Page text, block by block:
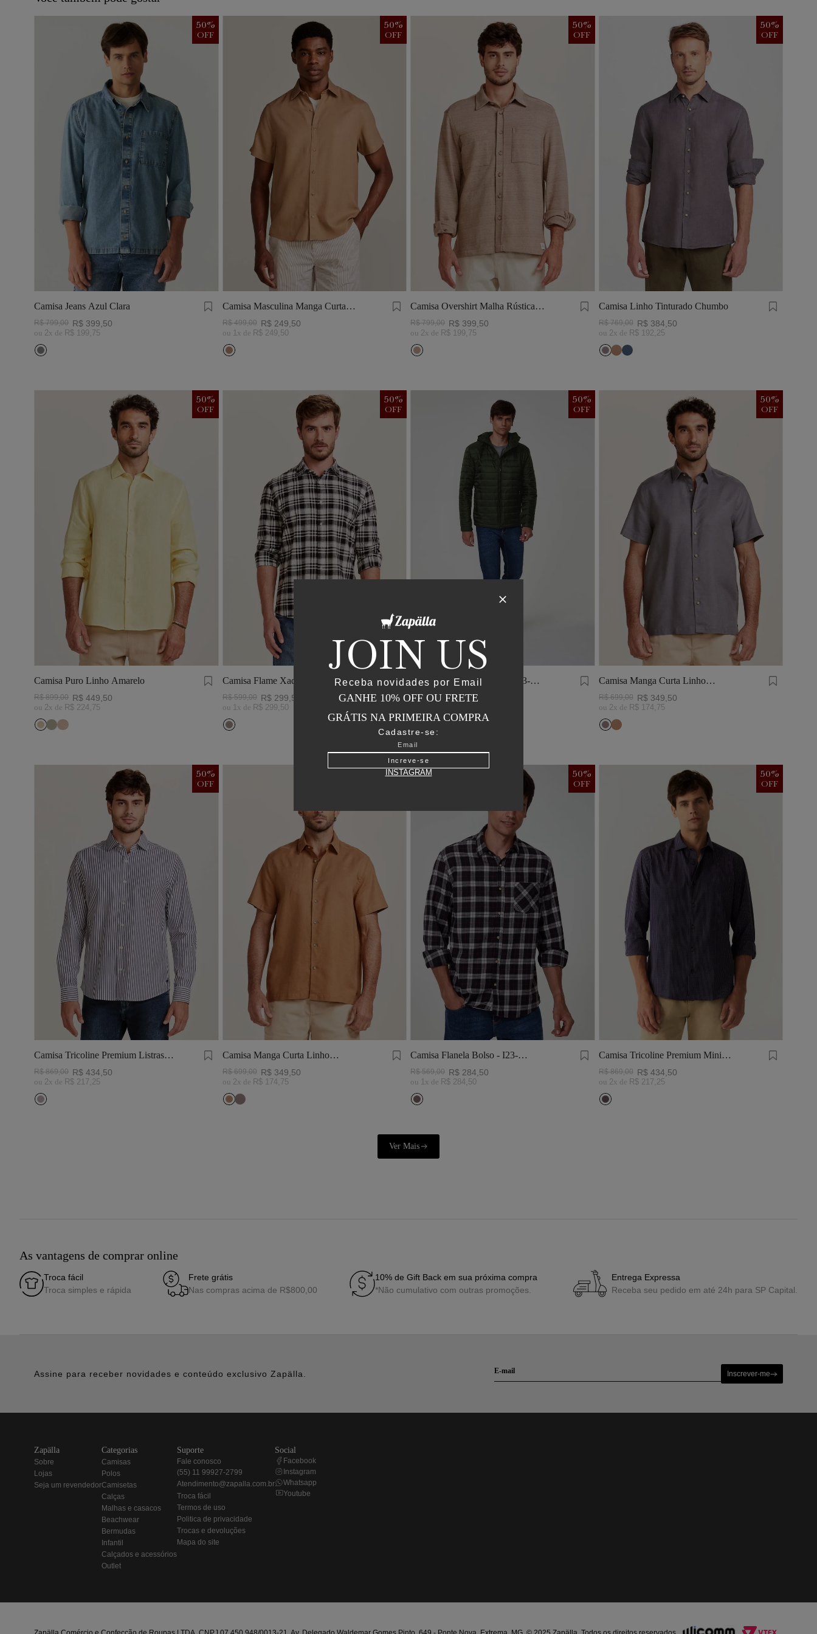
Camisa Jeans Azul Clara
50%
OFF
R$ 799,00 R$ 399 50
ou 2x de R$ 199 75
Camisa Masculina Manga Curta
Visco Linho
50%
OFF
R$ 499,00 R$ 249 50
ou 1 x de R$ 249 50
Camisa Overshirt Malha Rústica
Khaki
50%
OFF
R$ 799,00 R$ 399 50
ou 2x de R$ 199 75
Camisa Linho Tinturado Chumbo
50%
OFF
R$ 769,00 R$ 384 50
ou 2x de R$ 192 25
Camisa Puro Linho Amarelo
50%
OFF
R$ 899,00 R$ 449 50
ou 2x de R$ 224 75
Camisa Flame Xadrez - I23-
50%
OFF
R$ 599,00 R$ 299 50
ou x de R$ 299 50
Jaqueta Matelasse Capuz - I23-
50%
OFF
R$ 2 .895, 00 R$ 1.447
Camisa Manga Curta Linho
50%
OFF
R$ 699,00 R$ 349 50
ou 2x de R$ 174, 75
Camisa Tricoline Premium Listras
Branca e Marinho
50%
OFF
R$ 869,00 R$ 434 50
ou 2x de R$ 217 25
Camisa Manga Curta Linho
Tinturado Charuto
50%
R$ 699,00 R$ 349 50
ou 2x de R$ 174, 75
Camisa Flanela Bolso - I23-
Preto/Branco/Vermelho
50%
OFF
R$ 569,00 R$ 284 50
ou 1 x de R$ 284 50
Camisa Tricoline Premium Mini
Quadros Marinho e Off White
50%
OFF
R$ 869,00 R$ 434 50
ou 2x de R$ 217 25
As vantagens de comprar online
Troca fácil
Troca simples e rápida
Frete grátis
Nas compras acima de R$800,00
10% de Gift Back em sua próxima compra
*Não cumulativo com outras promoções.
Entrega Expressa
Receba seu pedido em até 24h para SP Capital.
Assine para receber novidades e conteúdo exclusivo Zapälla. Inscrever-me
zapälla
sobre
lojas
seja um revendedor
categorias
camisas
polos
camisetas
calças
malhas e casacos
beachwear
bermudas
infantil
calçados e acessórios
outlet
suporte
fale conosco
(55) 11 99927-2799
atendimento@zapalla.com.br
troca fácil
termos de uso
politica de privacidade
trocas e devoluções
mapa do site
social
Facebook
Instagram
Whatsapp
Youtube
JOIN US
Receba novidades por Email
GANHE 10% OFF OU FRETE
GRÁTIS NA PRIMEIRA COMPRA
Cadastre-se:
Increve-se
INSTAGRAM